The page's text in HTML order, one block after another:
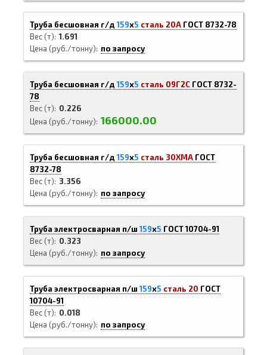
Труба бесшовная г/д159х5 сталь 20А ГОСТ 8732-78
Вес (т) 1.691
Цена (руб./тонну)
по запросу
Труба бесшовная г/д159х5 сталь 09Г2С ГОСТ 8732-
78
Вес (т)
0.226
Цена (руб./тонну) 166000.00
Труба бесшовная г/д159х5 сталь 30ХМА ГОСТ
8732-78
Вес (т)
3.356
Цена (руб./тонну)
по запросу
Труба электросварная п/ш159х5 ГОСТ 10704-91
Вес (т)
0.323
Цена (руб./тонну)
по запросу
Труба электросварная п/ш159х5 сталь 20 ГОСТ
10704-91
Вес (т)
0.018
Цена (руб./тонну)
по запросу